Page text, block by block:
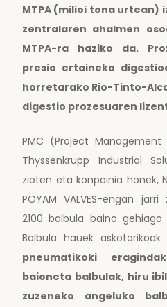
MTPA (milioi tona urtean)
zentralaren ahalmen
MTPA-ra haziko da.
presio ertaineko
horretarako Rio-Tinto-
digestio prozesuaren
PMC (Project
Thyssenkrupp Industrial
zioten eta konpainia honek,
POYAM VALVES-engan
2100 balbula baino
Balbula hauek
pneumatikoki
baioneta balbulak, hiru
zuzeneko angeluko